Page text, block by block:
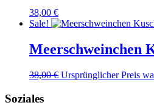
38,00 €
Sale!
Meerschweinchen
38,00€ Ursprünglicher Preis
Soziales